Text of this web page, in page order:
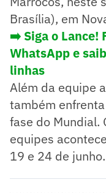
Brasília), em
➡️ Siga o Lance!
WhatsApp e
linhas
Além da equipe
também
fase do Mundial.
equipes
19 e 24 de junho.